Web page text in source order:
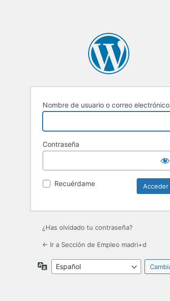
Nombre de usuario o correo electrónico
Contraseña
Recuérdame
¿Has olvidado tu contraseña?
← Ir a Sección de Empleo madri+d
Idioma